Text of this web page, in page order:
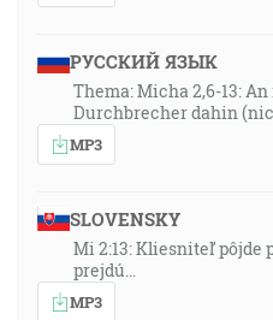
РУССКИЙ ЯЗЫК
Thema: Micha 2,6-13:
Durchbrecher dahin
MP3
SLOVENSKY
Mi 2:13: Kliesniteľ pôjde
prejdú…
MP3